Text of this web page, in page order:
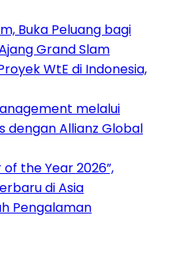
Buka Peluang bagi
Grand Slam
WtE di Indonesia,
melalui
dengan Allianz Global
the Year 2026”,
di Asia
Pengalaman